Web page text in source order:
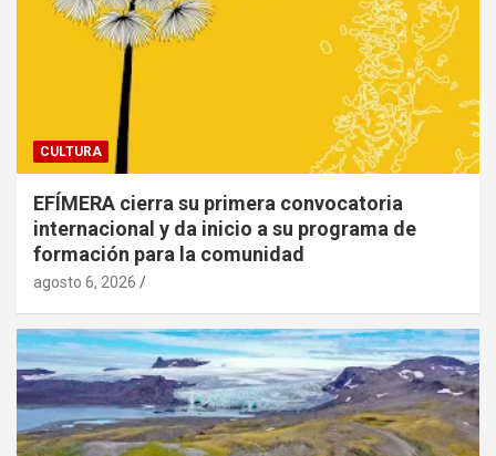
CULTURA
EFÍMERA cierra su primera convocatoria
internacional y da inicio a su programa de
formación para la comunidad
agosto 6, 2026